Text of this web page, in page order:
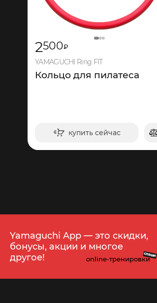
2500₽
YAMAGUCHI Ring FIT
Кольцо для пилатеса
купить сейчас
в корзину
Yamaguchi App — это скидки,
бонусы, акции и многое
другое!
online-тренировки
СПЕШИ